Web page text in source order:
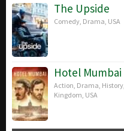
The Upside
Comedy Drama USA
Hotel Mumbai
Action Drama History
Kingdom USA